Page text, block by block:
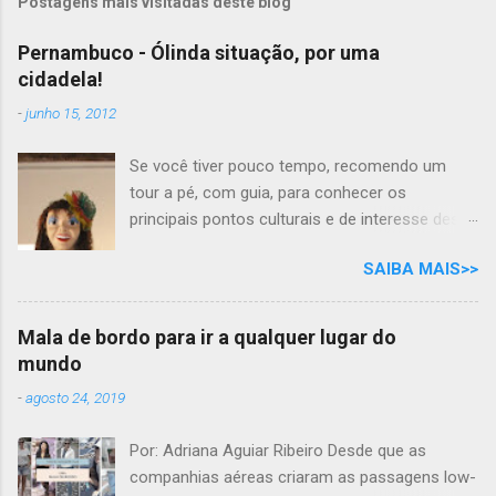
Pernambuco - Ólinda situação, por uma
cidadela!
-junho 15, 2012
Se você tiver pouco tempo, recomendo um
tour a pé, com guia, para conhecer os
principais pontos culturais e de interesse desta
você tem todo o tempo do mundo, por que não
desfrutar as delícias e os prazeres das belezas
naturais e gastronômicas, ao som do frevo,
nesta aconchegante cidade cantada em prosa
é bela Em qualquer estação..." Passear pelas
ruas de pedra de Olinda, pode ser um bom
SAIBA MAIS>>
Mala de bordo para ir a qualquer lugar do
mundo
-agosto 24, 2019
Por: Adriana Aguiar Ribeiro Desde que as
companhias aéreas criaram as passagens low-